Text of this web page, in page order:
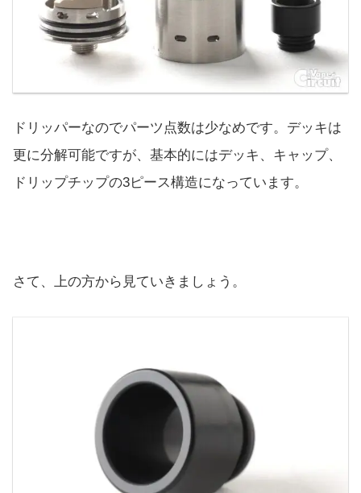
ドリッパーなのでパーツ点数は少なめです。デッキは
更に分解可能ですが、基本的にはデッキ、キャップ、
ドリップチップの3ピース構造になっています。
さて、上の方から見ていきましょう。